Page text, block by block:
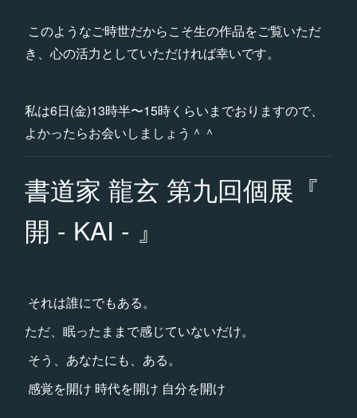
このようなご時世だからこそ生の作品をご覧いただ
き、心の活力としていただければ幸いです。
私は6日(金)13時半〜15時くらいまでおりますので、
よかったらお会いしましょう＾＾
書道家 龍玄 第九回個展『
開 - KAI - 』
それは誰にでもある。
ただ、眠ったままで感じていないだけ。 ​
そう、あなたにも、ある。
感覚を開け 時代を開け 自分を開け